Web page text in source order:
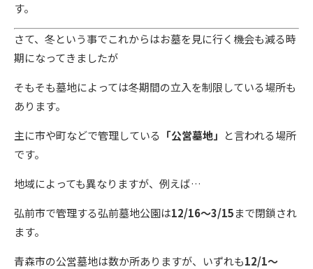
す。
さて、冬という事でこれからはお墓を見に行く機会も減る時
期になってきましたが
そもそも墓地によっては冬期間の立入を制限している場所も
あります。
主に市や町などで管理している 「公営墓地」 と言われる場所
です。
地域によっても異なりますが、例えば…
弘前市で管理する弘前墓地公園は12/16～3/15まで閉鎖され
ます。
青森市の公営墓地は数か所ありますが、いずれも12/1～